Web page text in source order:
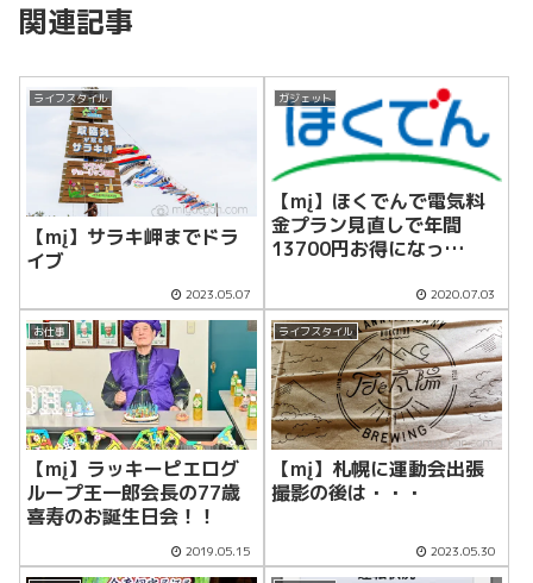
関連記事
ライフスタイル
【mį】サラキ岬までドラ
イブ
2023.05.07
ガジェット
【mį】ほくでんで電気料
金プラン見直しで年間
13700円お得になっ
2020.07.03
お仕事
【mį】ラッキーピエログ
ループ王一郎会長の77歳
喜寿のお誕生日会！！
2019.05.15
ライフスタイル
【mį】札幌に運動会出張
撮影の後は・・・
2023.05.30